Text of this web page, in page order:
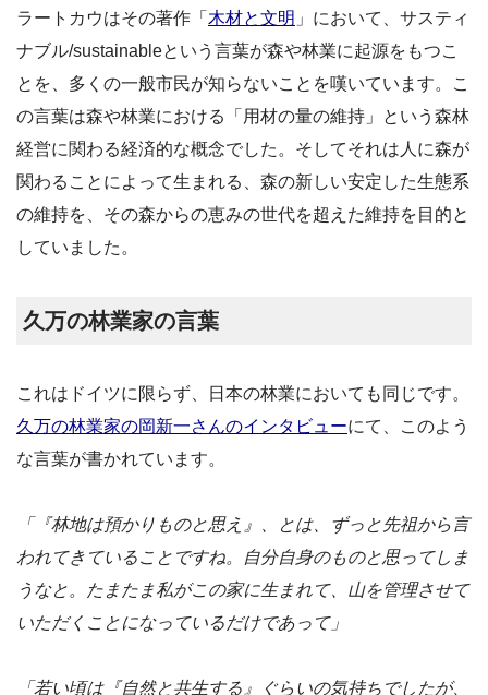
ラートカウはその著作「 木材と文明 」において、サスティ
ナブル/sustainableという言葉が森や林業に起源をもつこ
とを、多くの一般市民が知らないことを嘆いています。こ
の言葉は森や林業における「用材の量の維持」という森林
経営に関わる経済的な概念でした。そしてそれは人に森が
関わることによって生まれる、森の新しい安定した生態系
の維持を、その森からの恵みの世代を超えた維持を目的と
していました。
久万の林業家の言葉
これはドイツに限らず、日本の林業においても同じです。
久万の林業家の岡新一さんのインタビューにて、このよう
な言葉が書かれています。
「『林地は預かりものと思え』、とは、ずっと先祖から言
われてきていることですね。自分自身のものと思ってしま
うなと。たまたま私がこの家に生まれて、山を管理させて
いただくことになっているだけであって」
「若い頃は『自然と共生する』ぐらいの気持ちでしたが、